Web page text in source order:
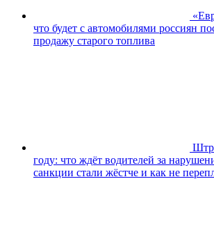
что будет с автомобилями россиян
продажу старого топлива
году: что ждёт водителей за
санкции стали жёстче и как не